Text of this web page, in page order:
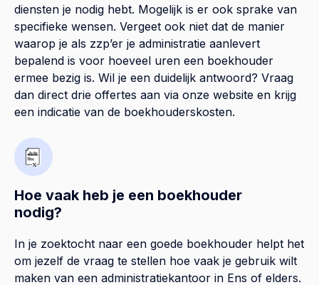
diensten je nodig hebt. Mogelijk is er ook sprake van
specifieke wensen. Vergeet ook niet dat de manier
waarop je als zzp’er je administratie aanlevert
bepalend is voor hoeveel uren een boekhouder
ermee bezig is. Wil je een duidelijk antwoord? Vraag
dan direct drie offertes aan via onze website en krijg
een indicatie van de boekhouderskosten.
Hoe vaak heb je een boekhouder
nodig?
In je zoektocht naar een goede boekhouder helpt het
om jezelf de vraag te stellen hoe vaak je gebruik wilt
maken van een administratiekantoor in Ens of elders.